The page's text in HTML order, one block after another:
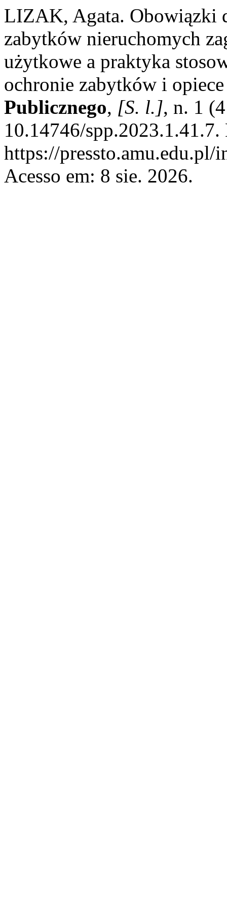
LIZAK, Agata. Obowiązki
zabytków nieruchomych
użytkowe a praktyka
ochronie zabytków i
Publicznego, [S. l.], n. 1
10.14746/
https://
Acesso em: 8 sie. 2026.